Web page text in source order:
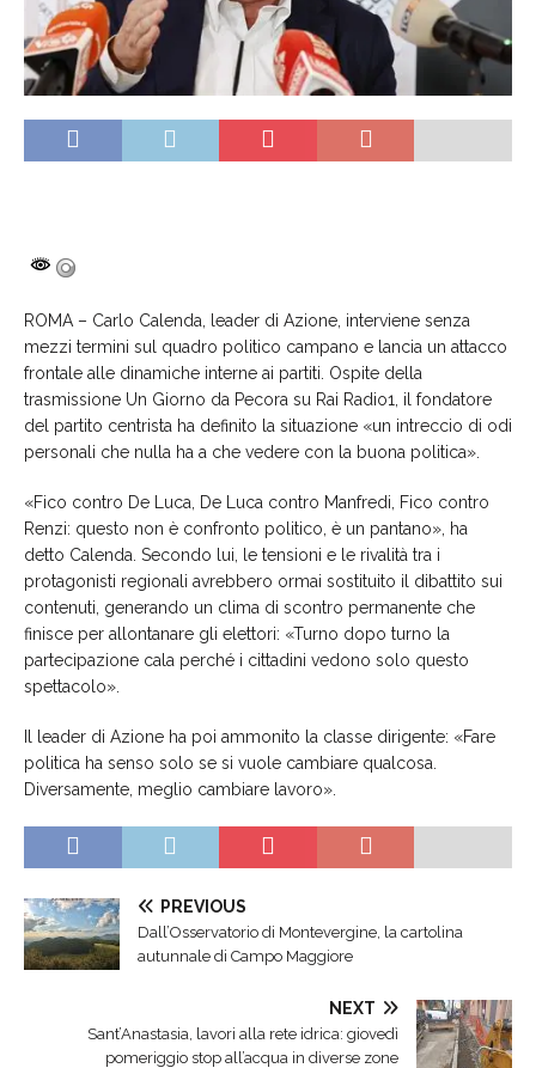
ROMA – Carlo Calenda, leader di Azione, interviene senza
mezzi termini sul quadro politico campano e lancia un attacco
frontale alle dinamiche interne ai partiti. Ospite della
trasmissione Un Giorno da Pecora su Rai Radio1, il fondatore
del partito centrista ha definito la situazione «un intreccio di odi
personali che nulla ha a che vedere con la buona politica».
«Fico contro De Luca, De Luca contro Manfredi, Fico contro
Renzi: questo non è confronto politico, è un pantano», ha
detto Calenda. Secondo lui, le tensioni e le rivalità tra i
protagonisti regionali avrebbero ormai sostituito il dibattito sui
contenuti, generando un clima di scontro permanente che
finisce per allontanare gli elettori: «Turno dopo turno la
partecipazione cala perché i cittadini vedono solo questo
spettacolo».
Il leader di Azione ha poi ammonito la classe dirigente: «Fare
politica ha senso solo se si vuole cambiare qualcosa.
Diversamente, meglio cambiare lavoro».
PREVIOUS
Dall’Osservatorio di Montevergine, la cartolina
autunnale di Campo Maggiore
NEXT
Sant’Anastasia, lavori alla rete idrica: giovedì
pomeriggio stop all’acqua in diverse zone